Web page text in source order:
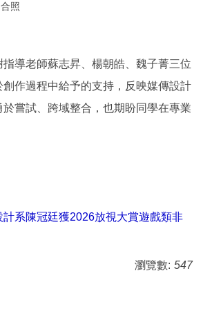
照
導老師蘇志昇、楊朝皓、魏子菁三位
作過程中給予的支持，反映媒傳設計
嘗試、跨域整合，也期盼同學在專業
系陳冠廷獲2026放視大賞遊戲類非
瀏覽數: 547